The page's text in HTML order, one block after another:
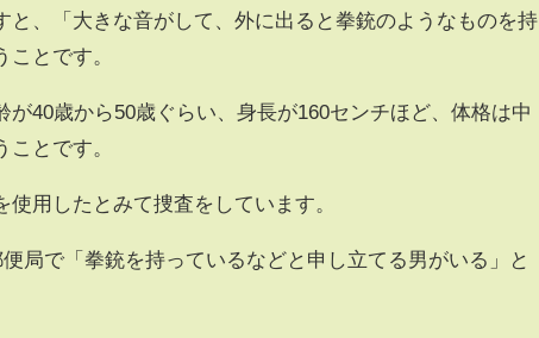
、「大きな音がして、外に出ると拳銃のようなものを持
とです。
40歳から50歳ぐらい、身長が160センチほど、体格は中
とです。
用したとみて捜査をしています。
局で「拳銃を持っているなどと申し立てる男がいる」と